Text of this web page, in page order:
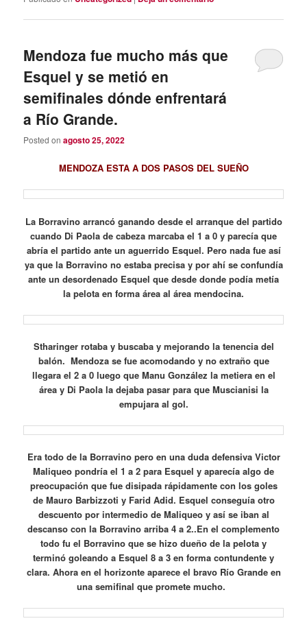
Mendoza fue mucho más que
Esquel y se metió en
semifinales dónde enfrentará
a Río Grande.
Posted onagosto 25, 2022
MENDOZA ESTA A DOS PASOS DEL SUEÑO
La Borravino arrancó ganando desde el arranque del partido
cuando Di Paola de cabeza marcaba el 1 a 0 y parecía que
abría el partido ante un aguerrido Esquel. Pero nada fue así
ya que la Borravino no estaba precisa y por ahí se confundía
ante un desordenado Esquel que desde donde podía metía
la pelota en forma área al área mendocina.
Stharinger rotaba y buscaba y mejorando la tenencia del
balón. Mendoza se fue acomodando y no extraño que
llegara el 2 a 0 luego que Manu González la metiera en el
área y Di Paola la dejaba pasar para que Muscianisi la
empujara al gol.
Era todo de la Borravino pero en una duda defensiva Victor
Maliqueo pondría el 1 a 2 para Esquel y aparecía algo de
preocupación que fue disipada rápidamente con los goles
de Mauro Barbizzoti y Farid Adid. Esquel conseguía otro
descuento por intermedio de Maliqueo y así se iban al
descanso con la Borravino arriba 4 a 2..En el complemento
todo fu el Borravino que se hizo dueño de la pelota y
terminó goleando a Esquel 8 a 3 en forma contundente y
clara. Ahora en el horizonte aparece el bravo Río Grande en
una semifinal que promete mucho.